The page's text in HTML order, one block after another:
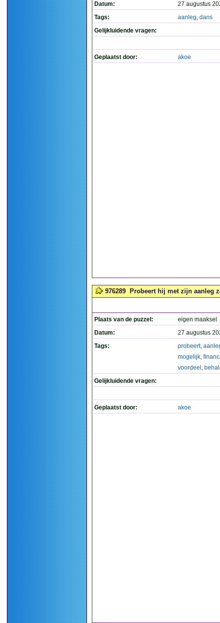
Datum:
27 augustus
Tags:
aanleg, dans
Gelijkluidende vragen:
Geplaatst door: akoe
976289 Probeert hij met zijn aanleg
Plaats van de puzzel:
eigen maaksel
Datum:
27 augustus
Tags:
probeert,
mogelijk,
voordeel ,
Gelijkluidende vragen:
Geplaatst door: akoe